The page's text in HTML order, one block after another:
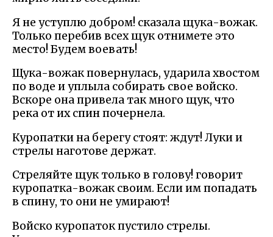
Я не уступлю добром! сказала щука-вожак.
Только перебив всех щук отнимете это
место! Будем воевать!
Щука-вожак повернулась, ударила хвостом
по воде и уплыла собирать свое войско.
Вскоре она привела так много щук, что
река от их спин почернела.
Куропатки на берегу стоят: ждут! Луки и
стрелы наготове держат.
Стреляйте щук только в голову! говорит
куропатка-вожак своим. Если им попадать
в спину, то они не умирают!
Войско куропаток пустило стрелы.